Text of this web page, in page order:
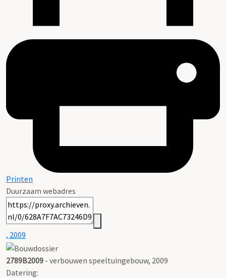
Printen
Duurzaam webadres
, 2009
2789B2009 - verbouwen speeltuingebouw, 2009
Datering: